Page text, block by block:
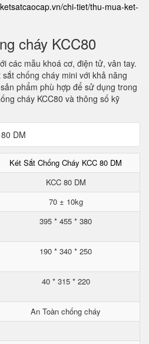
chi-tiet/thu-mua-ket-
cháy KCC80
các mẫu khoá cơ, điện tử, vân tay.
chống cháy mini với khả năng
phẩm phù hợp để sử dụng trong
cháy KCC80 và thông số kỹ
Két Sắt Chống Cháy KCC 80 DM
KCC 80 DM
70 ± 10kg
395 * 455 * 380
190 * 340 * 250
40 * 315 * 220
An Toàn chống cháy